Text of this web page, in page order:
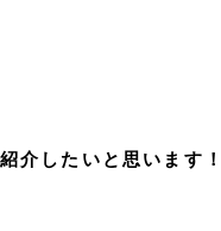
介したいと思います！